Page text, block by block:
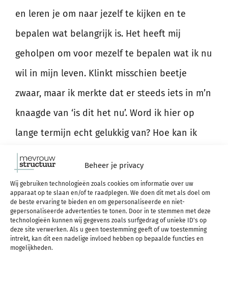
Beheer je privacy
Wij gebruiken technologieën zoals cookies om informatie over uw
apparaat op te slaan en/of te raadplegen. We doen dit met als doel om
de beste ervaring te bieden en om gepersonaliseerde en niet-
gepersonaliseerde advertenties te tonen. Door in te stemmen met deze
technologieën kunnen wij gegevens zoals surfgedrag of unieke ID's op
deze site verwerken. Als u geen toestemming geeft of uw toestemming
intrekt, kan dit een nadelige invloed hebben op bepaalde functies en
mogelijkheden.
en leren je om naar jezelf te kijken en te
bepalen wat belangrijk is. Het heeft mij
geholpen om voor mezelf te bepalen wat ik nu
wil in mijn leven. Klinkt misschien beetje
zwaar, maar ik merkte dat er steeds iets in m’n
knaagde van ‘is dit het nu’. Word ik hier op
lange termijn echt gelukkig van? Hoe kan ik
deze gedachte omzetten in positieve energie
en duidelijk maken wat ik nu echt wil? Door je
artikelen en werkboek ben ik anders naar
mezelf gaan kijken. Waar kan ik mezelf
verbeteren zodat er minder onrust in m’n
hoofd is en duidelijkheid voor mezelf van wat